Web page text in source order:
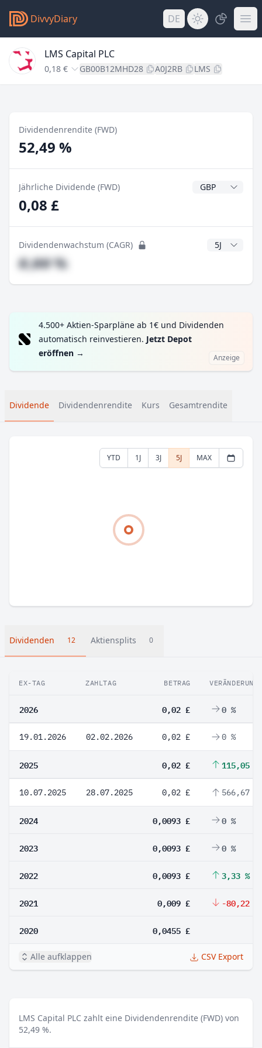
DivvyDiary DE
LMS Capital PLC
0,18 € GB00B12MHD28 A0J2RB LMS
Dividendenrendite (FWD)
52,49 %
Jährliche Dividende (FWD)
0,08 £
Dividendenwachstum (CAGR) CAGR Jahre
#,## %
4.500+ Aktien-Sparpläne ab 1€ und Dividenden
automatisch reinvestieren. Jetzt Depot
eröffnen → Anzeige
Dividende Dividendenrendite Kurs Gesamtrendite
YTD 1J 3J 5J MAX
Dividenden 12 Aktiensplits 0
EX-TAG ZAHLTAG BETRAG VERÄNDERUNG
2026 0,02 £ 0 %
19.01.2026 02.02.2026 0,02 £ 0 %
2025 0,02 £ 115,05 %
10.07.2025 28.07.2025 0,02 £ 566,67 %
2024 0,0093 £ 0 %
2023 0,0093 £ 0 %
2022 0,0093 £ 3,33 %
2021 0,009 £ -80,22 %
2020 0,0455 £
Alle aufklappen CSV Export
LMS Capital PLC zahlt eine Dividendenrendite (FWD) von
52,49 %.